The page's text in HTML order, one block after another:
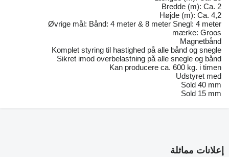
Bredde (m): Ca. 2
Højde (m): Ca. 4,2
Øvrige mål: Bånd: 4 meter & 8 meter Snegl: 4 meter
mærke: Groos
Magnetbånd
Komplet styring til hastighed på alle bånd og snegle
Sikret imod overbelastning på alle snegle og bånd
Kan producere ca. 600 kg. i timen
Udstyret med
Sold 40 mm
Sold 15 mm
إعلانات مماثلة